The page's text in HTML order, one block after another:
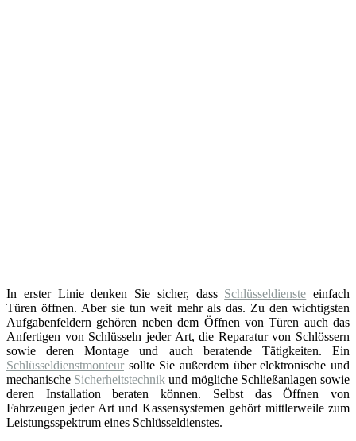
In erster Linie denken Sie sicher, dass Schlüsseldienste einfach
Türen öffnen. Aber sie tun weit mehr als das. Zu den wichtigsten
Aufgabenfeldern gehören neben dem Öffnen von Türen auch das
Anfertigen von Schlüsseln jeder Art, die Reparatur von Schlössern
sowie deren Montage und auch beratende Tätigkeiten. Ein
Schlüsseldienstmonteur sollte Sie außerdem über elektronische und
mechanische Sicherheitstechnik und mögliche Schließanlagen sowie
deren Installation beraten können. Selbst das Öffnen von
Fahrzeugen jeder Art und Kassensystemen gehört mittlerweile zum
Leistungsspektrum eines Schlüsseldienstes.